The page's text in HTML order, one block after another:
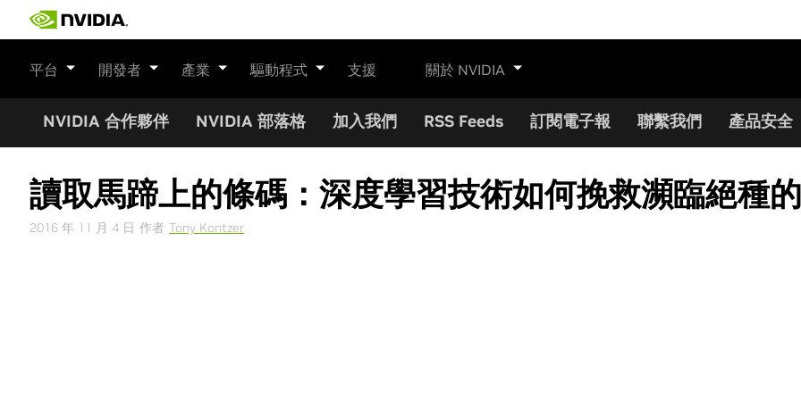
平台 開發者 產業 驅動程式 支援 關於 NVIDIA
NVIDIA 合作夥伴 NVIDIA 部落格 加入我們 RSS Feeds 訂閱電子報 聯繫我們 產品安全
讀取馬蹄上的條碼：深度學習技術如何挽救瀕臨絕種
2016 年 11 月 4 日 作者 Tony Kontzer